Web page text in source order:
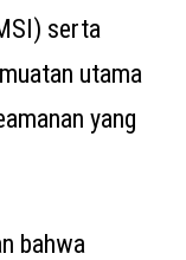
serta
utama
yang
bahwa